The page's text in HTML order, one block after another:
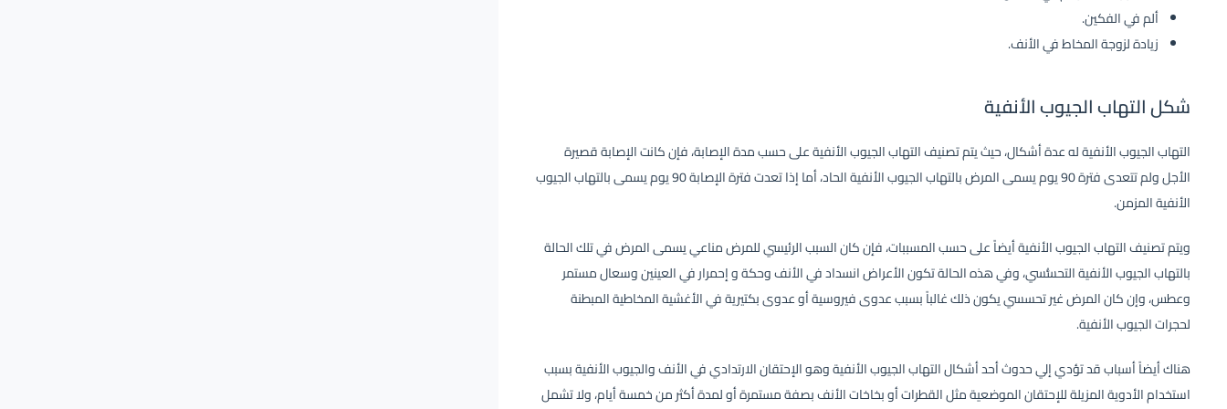
ألم في الفكين.
زيادة لزوجة المخاط في الأنف.
شكل التهاب الجيوب الأنفية
التهاب الجيوب الأنفية له عدة أشكال، حيث يتم تصنيف التهاب الجيوب الأنفية على حسب مدة الإصابة، فإن كانت الإصابة قصيرة
الأجل ولم تتعدى فترة 90 يوم يسمى المرض بالتهاب الجيوب الأنفية الحاد، أما إذا تعدت فترة الإصابة 90 يوم يسمى بالتهاب الجيوب
الأنفية المزمن.
ويتم تصنيف التهاب الجيوب الأنفية أيضاً على حسب المسببات، فإن كان السبب الرئيسي للمرض مناعي يسمى المرض في تلك الحالة
بالتهاب الجيوب الأنفية التحسُّسي، وفي هذه الحالة تكون الأعراض انسداد في الأنف وحكة و إحمرار في العينين وسعال مستمر
وعطس، وإن كان المرض غير تحسسي يكون ذلك غالباً بسبب عدوى فيروسية أو عدوى بكتيرية في الأغشية المخاطية المبطنة
لحجرات الجيوب الأنفية.
هناك أيضاً أسباب قد تؤدي إلي حدوث أحد أشكال التهاب الجيوب الأنفية وهو الإحتقان الارتدادي في الأنف والجيوب الأنفية بسبب
استخدام الأدوية المزيلة للإحتقان الموضعية مثل القطرات أو بخاخات الأنف بصفة مستمرة أو لمدة أكثر من خمسة أيام، ولا تشمل